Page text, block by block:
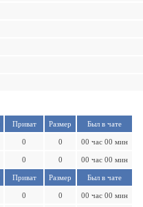
Приват Размер Был в чате
0 0 00 час 00 мин
0 0 00 час 00 мин
Приват Размер Был в чате
0 0 00 час 00 мин